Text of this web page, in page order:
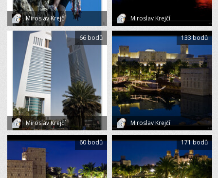
Miroslav Krejčí Miroslav Krejčí
Miroslav Krejčí
66 bodů
Miroslav Krejčí
133 bodů
60 bodů 171 bodů